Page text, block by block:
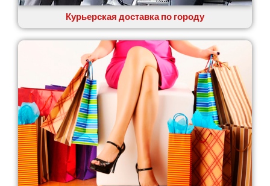
Курьерская доставка по городу